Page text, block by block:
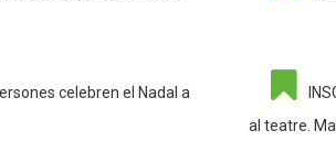
celebren el Nadal a
al teatre.